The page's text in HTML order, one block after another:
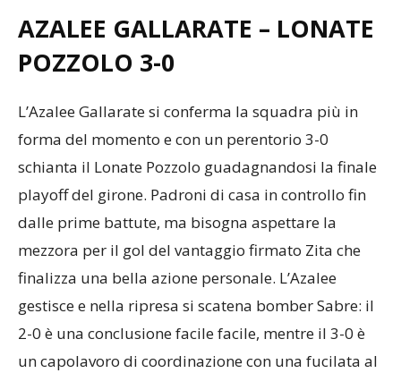
AZALEE GALLARATE – LONATE
POZZOLO 3-0
L’Azalee Gallarate si conferma la squadra più in
forma del momento e con un perentorio 3-0
schianta il Lonate Pozzolo guadagnandosi la finale
playoff del girone. Padroni di casa in controllo fin
dalle prime battute, ma bisogna aspettare la
mezzora per il gol del vantaggio firmato Zita che
finalizza una bella azione personale. L’Azalee
gestisce e nella ripresa si scatena bomber Sabre: il
2-0 è una conclusione facile facile, mentre il 3-0 è
un capolavoro di coordinazione con una fucilata al